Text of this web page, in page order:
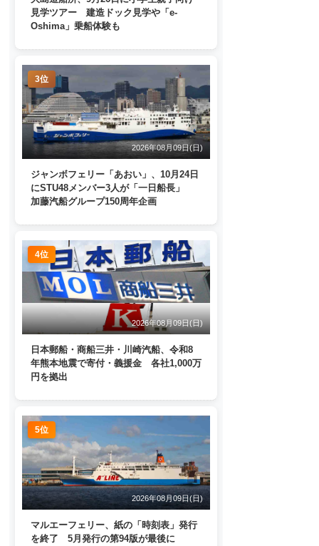
見学ツアー 建造ドック見学や「e-
Oshima」乗船体験も
3位
2026年08月09日(日)
ジャンボフェリー「あおい」、10月24日
にSTU48メンバー3人が「一日船長」
加藤汽船グループ150周年企画
4位
2026年08月09日(日)
日本郵船・商船三井・川崎汽船、令和8
年熊本地震で寄付・義援金 各社1,000万
円を拠出
5位
2026年08月09日(日)
マルエーフェリー、紙の「時刻表」発行
を終了 5月発行の第94版が最後に